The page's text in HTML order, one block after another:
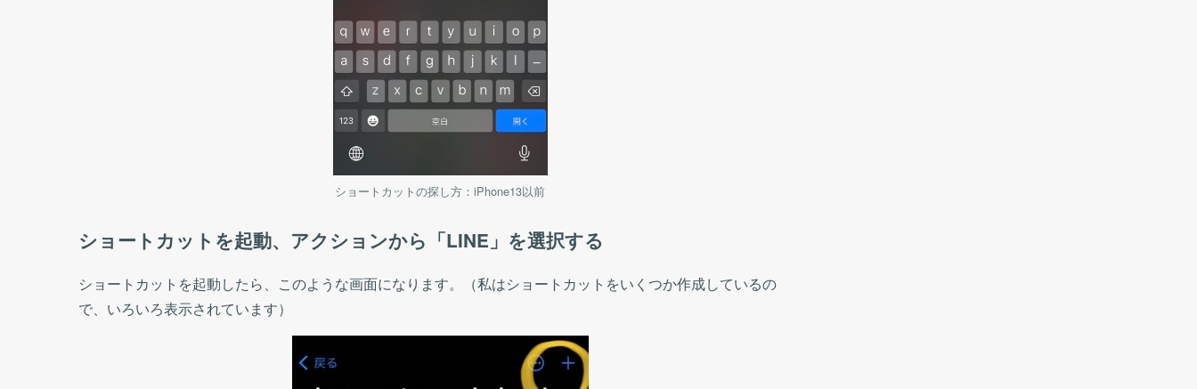
ショートカットの探し方：iPhone13以前
ショートカットを起動、アクションから「LINE」を選択する
ショートカットを起動したら、このような画面になります。（私はショートカットをいくつか作成しているの
で、いろいろ表示されています）